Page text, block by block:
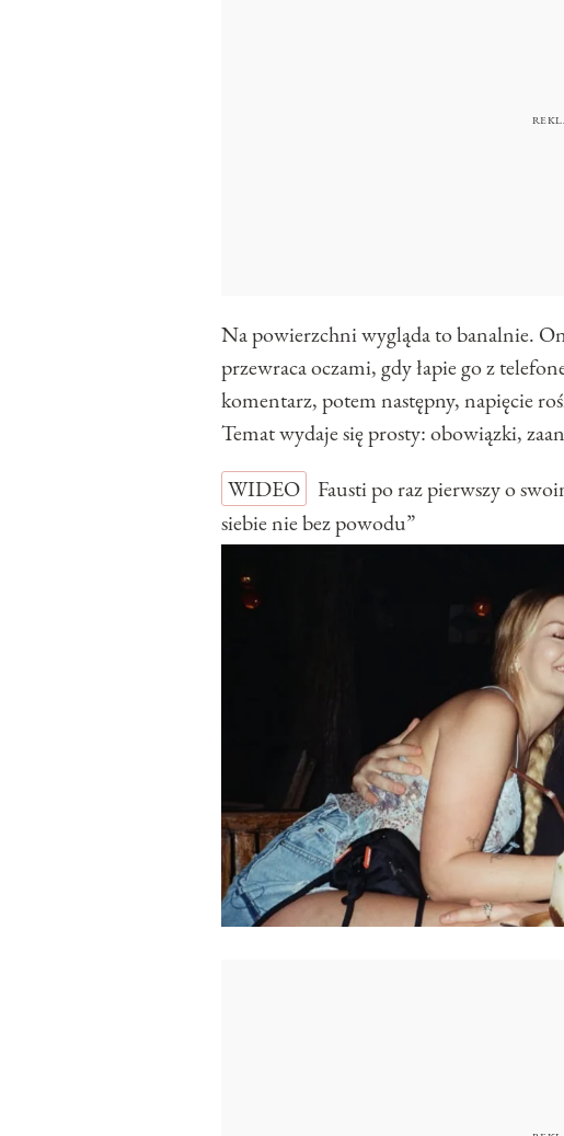
Na powierzchni wygląda to banalnie.
przewraca oczami, gdy łapie go z
komentarz, potem następny, napięcie
Temat wydaje się prosty: obowiązki,
WIDEO
Fausti po raz pierwszy o
siebie nie bez powodu”